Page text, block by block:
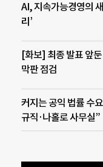
AI, 지속가능경영의
리’
[화보] 최종 발표 앞
막판 점검
커지는 공익 법률 수
규직·나홀로 사무실”